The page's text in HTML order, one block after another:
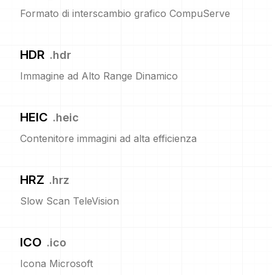
Formato di interscambio grafico CompuServe
HDR .hdr
Immagine ad Alto Range Dinamico
HEIC .heic
Contenitore immagini ad alta efficienza
HRZ .hrz
Slow Scan TeleVision
ICO .ico
Icona Microsoft